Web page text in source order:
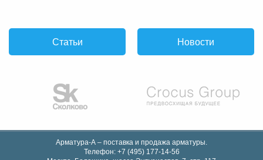
Статьи Новости
Арматура-А – поставка и продажа арматуры.
Телефон: +7 (495) 177-14-56